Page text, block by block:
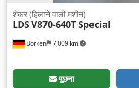
Borken 7,009 km
शेकर (हिलाने वाली मशीन)
LDSV870-640T Special
पूछना